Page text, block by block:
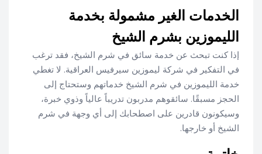
الخدمات الغير مشمولة بخدمة
الليموزين بشرم الشيخ
إذا كنت تبحث عن خدمة سائق في شرم الشيخ، فقد ترغب
في التفكير في شركة ليموزين سيرفيس العراقية. لا تغطي
خدمة الليموزين في شرم الشيخ خدماتهم وستحتاج إلى
الحجز مسبقًا. سائقوهم مدربون تدريباً عالياً وذوي خبرة،
وسيكونون قادرين على اصطحابك إلى أي وجهة في شرم
الشيخ أو خارجها.